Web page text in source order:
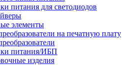
питания для светодиодов
элементы
на печатную плату
питания/ИБП
изделия